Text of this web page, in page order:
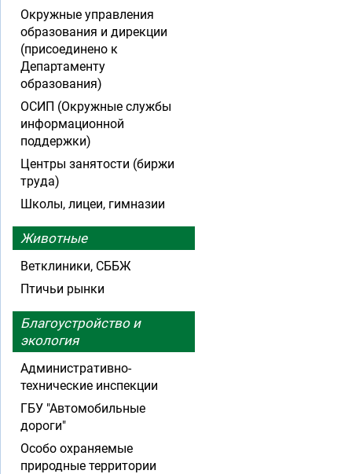
Окружные управления
образования и дирекции
(присоединено к
Департаменту
образования)
ОСИП (Окружные службы
информационной
поддержки)
Центры занятости (биржи
труда)
Школы, лицеи, гимназии
Животные
Ветклиники, СББЖ
Птичьи рынки
Благоустройство и
экология
Административно-
технические инспекции
ГБУ "Автомобильные
дороги"
Особо охраняемые
природные территории